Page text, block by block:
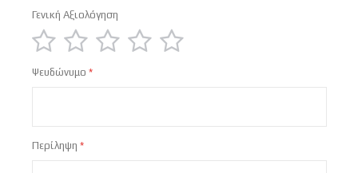
Γενική Αξιολόγηση
star
stars
stars
stars
stars
Ψευδώνυμο
Περίληψη